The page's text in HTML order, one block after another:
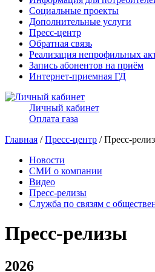
Социальные проекты
Дополнительные услуги
Пресс-центр
Обратная связь
Реализация непрофильных
Запись абонентов на приём
Интернет-приемная ГД
Личный кабинет
Оплата газа
Главная /Пресс-центр / Пресс-
Новости
СМИ о компании
Видео
Пресс-релизы
Служба по связям с
Пресс-релизы
2026